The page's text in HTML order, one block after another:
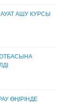
АШУ КУРСЫ
ОТБАСЫНА
ӨҢІРІНДЕ